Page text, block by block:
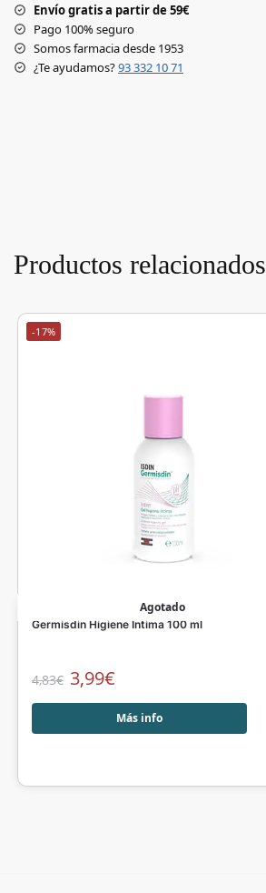
Envío gratis a partir de 59€
Pago 100% seguro
Somos farmacia desde 1953
¿Te ayudamos?93 332 10 71
Productos relacionados
-17%
Agotado
Germisdin Higiene Intima 100 ml
4,83€ 3,99€
Más info